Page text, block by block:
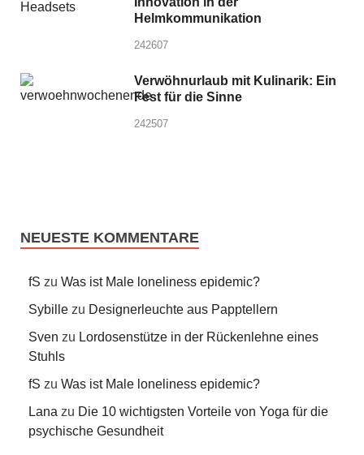
Helmkommunikation
242607
Verwöhnurlaub mit Kulinarik: Ein
Fest für die Sinne
242507
NEUESTE KOMMENTARE
fS zu Was ist Male loneliness epidemic?
Sybille zu Designerleuchte aus Papptellern
Sven zu Lordosenstütze in der Rückenlehne eines
Stuhls
fS zu Was ist Male loneliness epidemic?
Lana zu Die 10 wichtigsten Vorteile von Yoga für die
psychische Gesundheit